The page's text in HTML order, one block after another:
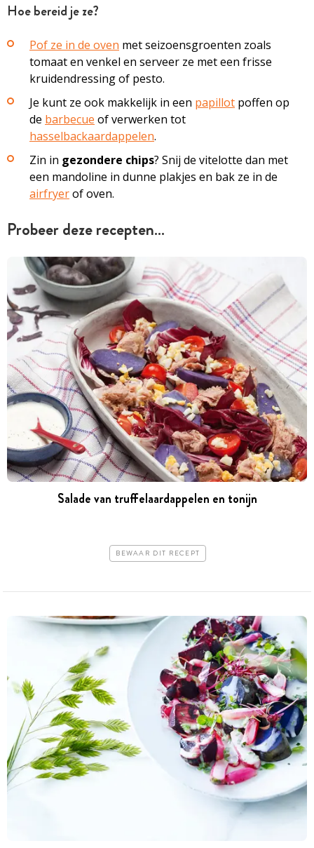
Hoe bereid je ze?
Pof ze in de oven met seizoensgroenten zoals
tomaat en venkel en serveer ze met een frisse
kruidendressing of pesto.
Je kunt ze ook makkelijk in een papillot poffen op
de barbecue of verwerken tot
hasselbackaardappelen.
Zin in gezondere chips? Snij de vitelotte dan met
een mandoline in dunne plakjes en bak ze in de
airfryerof oven.
Probeer deze recepten…
Salade van truffelaardappelen en tonijn
BEWAAR DIT RECEPT